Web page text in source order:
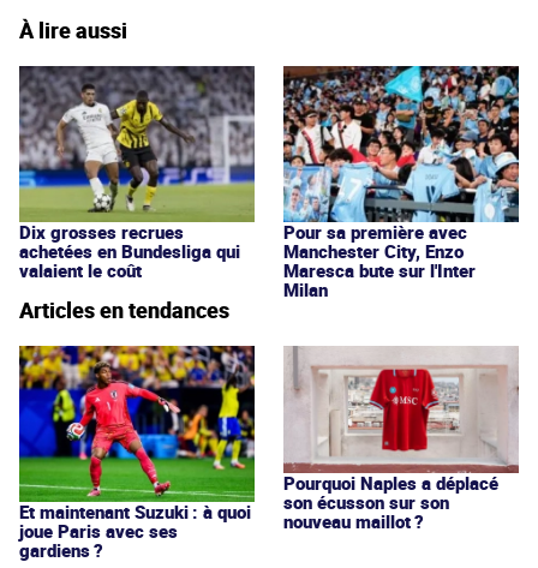
À lire aussi
Dix grosses recrues
achetées en Bundesliga qui
valaient le coût
Pour sa première avec
Manchester City, Enzo
Maresca bute sur l'Inter
Milan
Articles en tendances
Et maintenant Suzuki : à quoi
joue Paris avec ses
gardiens ?
Pourquoi Naples a déplacé
son écusson sur son
nouveau maillot ?